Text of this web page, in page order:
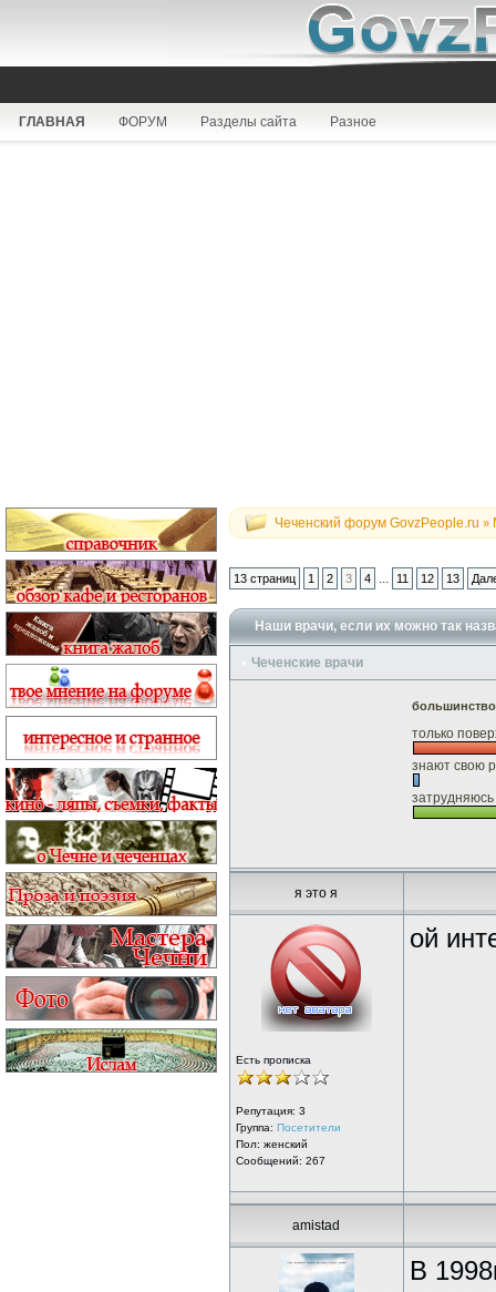
ГЛАВНАЯ ФОРУМ Разделы сайта Разное
Чеченский форум GovzPeople.ru »
13 страниц 1 2 3 4 ... 11 12 13
Наши врачи, если их можно так
Чеченские врачи
только
знают свою
я это я
Есть прописка
Репутация: 3
Группа: Посетители
Пол: женский
Сообщений: 267
ой
amistad
В